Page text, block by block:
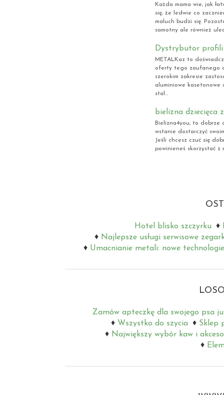
Każda mama wie, jak
się, że ledwie co
maluch budzi się.
samotny ale również
Dystrybutor profili
METALKaz to
oferty tego zaufanego
szerokim zakresie
aluminiowe kasetonowe
stal...
bielizna dziecięca
Bielizna4you, to dobrze
wstanie dostarczyć
Jeśli chcesz czuć się
powinieneś skorzystać z
Hotel blisko szczyrku
Najlepsze usługi serwisowe
Umacnianie metali: nowe
Zamów apteczkę dla swojego psa
Wszystko do szycia
Sklep
Największy wybór kaw i